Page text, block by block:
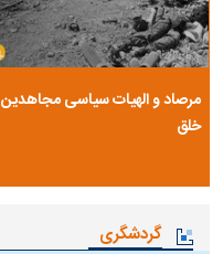
مرصاد و الهیات سیاسی مجاهدین
خلق
گردشگری